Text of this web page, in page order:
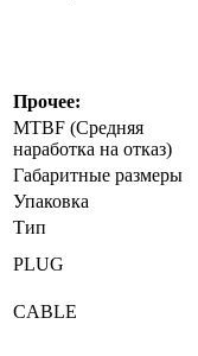
Прочее:
MTBF (Средняя
наработка на отказ)
Габаритные размеры
Упаковка
Тип
PLUG
CABLE